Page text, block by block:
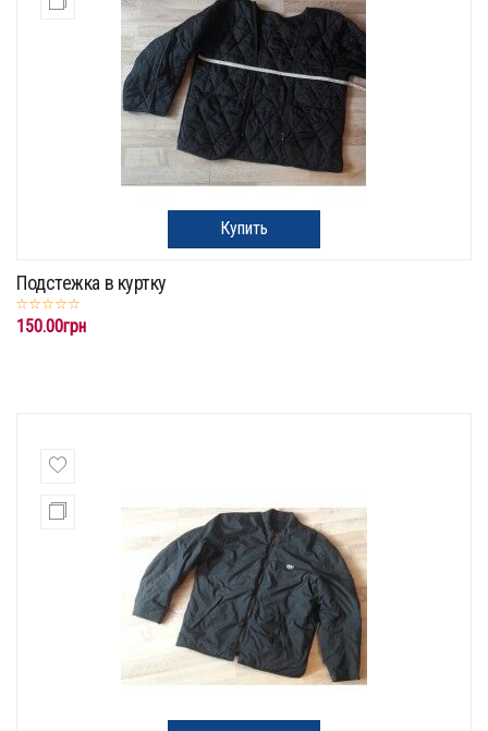
Купить
Подстежка в куртку
150.00грн